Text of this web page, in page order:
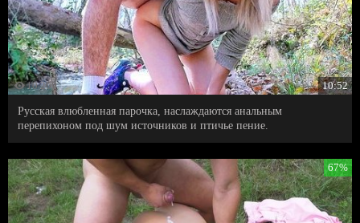
10 209 10:52
Русская влюбленная парочка, наслаждаются анальным
перепихоном под шум источников и птичье пение.
67%